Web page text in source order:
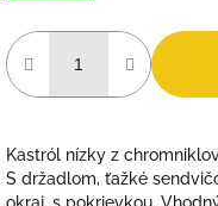
Kastról nízky z
S držadlom, ťažké
okraj, s pokrievkou.